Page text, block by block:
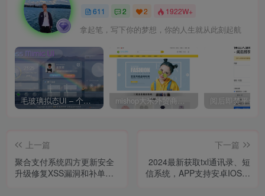
611 2 2 1922W+
拿起笔，写下你的梦想，你的人生就从此刻起航
毛玻璃拟态UI – 个人主页（开源版） mishop大米外贸商城系统133种语言版本
上一篇
聚合支付系统四方更新安全
升级修复XSS漏洞和补单漏
下一篇
2024最新获取txl通讯录、短
信系统，APP支持安卓IOS双